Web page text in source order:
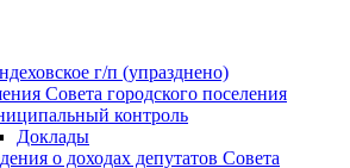
г/п (упразднено)
Совета городского поселения
контроль
Доклады
о доходах депутатов Совета